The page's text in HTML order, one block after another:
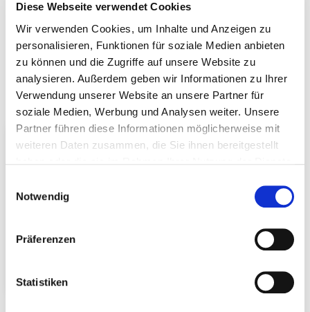
Diese Webseite verwendet Cookies
Wir verwenden Cookies, um Inhalte und Anzeigen zu
personalisieren, Funktionen für soziale Medien anbieten
zu können und die Zugriffe auf unsere Website zu
analysieren. Außerdem geben wir Informationen zu Ihrer
Verwendung unserer Website an unsere Partner für
soziale Medien, Werbung und Analysen weiter. Unsere
Partner führen diese Informationen möglicherweise mit
weiteren Daten zusammen, die Sie ihnen bereitgestellt
Notwendig
Präferenzen
Statistiken
Other products in the category
Solar installation systems for
Trapezoidal sheet roofs
metal roof